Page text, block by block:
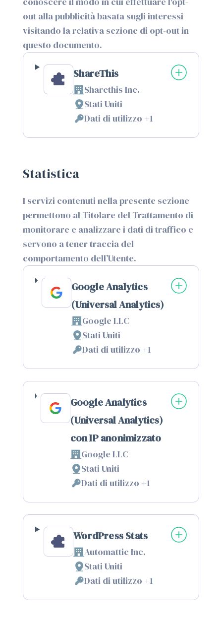
out alla pubblicità basata sugli interessi
visitando la relativa sezione di opt-out in
questo documento.
ShareThis
Azienda:
Sharethis Inc.
Luogo
del
trattamento:
Stati Uniti
Dati
Personali
Dati di utilizzo +1
Statistica
I servizi contenuti nella presente sezione
permettono al Titolare del Trattamento di
monitorare e analizzare i dati di traffico e
servono a tener traccia del
comportamento dell’Utente.
Google Analytics
(Universal Analytics)
Azienda:
Google LLC
Luogo
del
trattamento:
Stati Uniti
Dati
Personali
trattati:
Dati di utilizzo +1
Google Analytics
(Universal Analytics)
con IP anonimizzato
Azienda:
Google LLC
Luogo
del
trattamento:
Stati Uniti
Dati
Personali
trattati:
Dati di utilizzo +1
WordPress Stats
Azienda:
Automattic Inc.
Luogo
del
trattamento:
Stati Uniti
Dati
Personali
Dati di utilizzo +1